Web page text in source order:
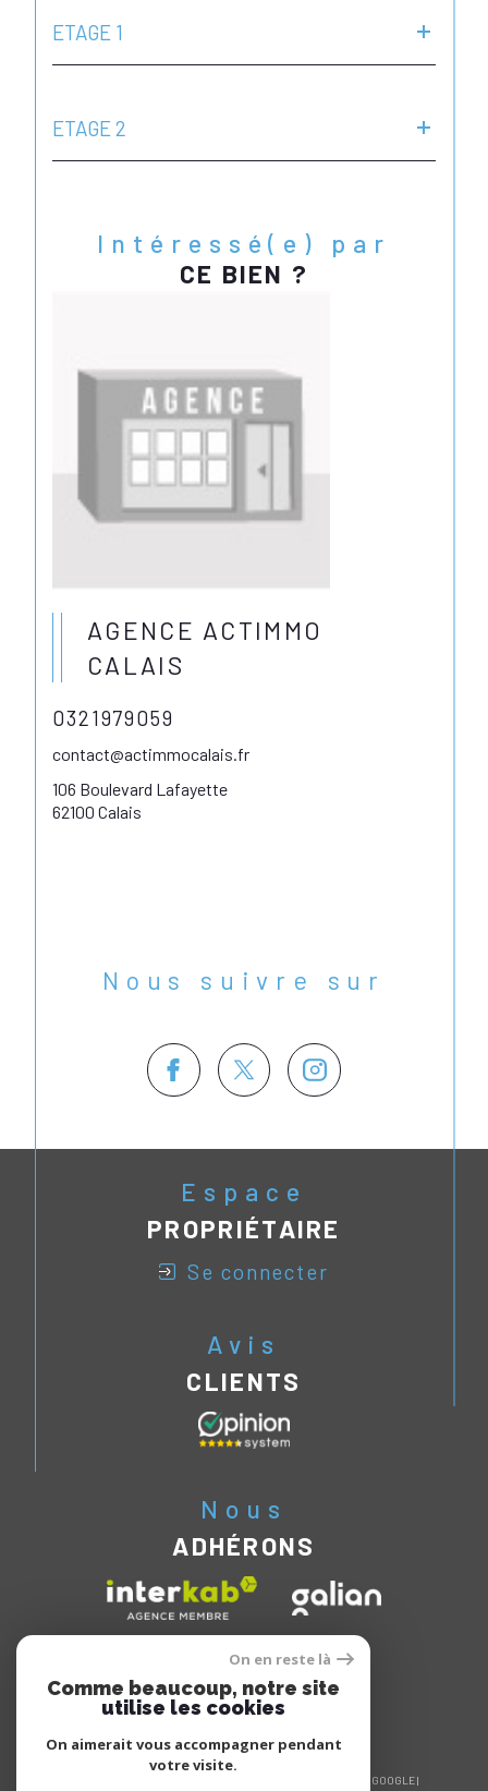
ETAGE 1
ETAGE 2
Intéressé(e) par
CE BIEN ?
AGENCE ACTIMMO
CALAIS
0321979059
contact@actimmocalais.fr
106 Boulevard Lafayette
62100 Calais
Nous suivre sur
Espace
PROPRIÉTAIRE
se connecter
Avis
CLIENTS
Nous
ADHÉRONS
© 2026 | TOUS DROITS RÉSERVÉS | TRADUCTION POWERED BY GOOGLE |
On en reste là
Comme beaucoup, notre site
utilise les cookies
On aimerait vous accompagner pendant
votre visite.